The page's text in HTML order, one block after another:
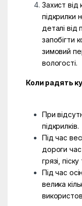
Захист від
підкрилки
деталі
запобігти
зимовий
вологості.
Коли радять
При
підкрилків.
Під час
дороги
грязі,
Під час
велика